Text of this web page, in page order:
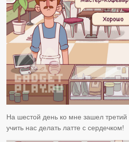
На шестой день ко мне зашел
учить нас делать латте с сердечком!